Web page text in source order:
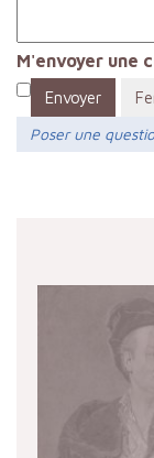
M'envoyer une
Envoyer
Poser une